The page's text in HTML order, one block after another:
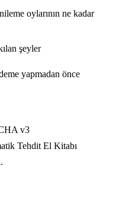
oylarının ne kadar
şeyler
yapmadan önce
v3
Tehdit El Kitabı